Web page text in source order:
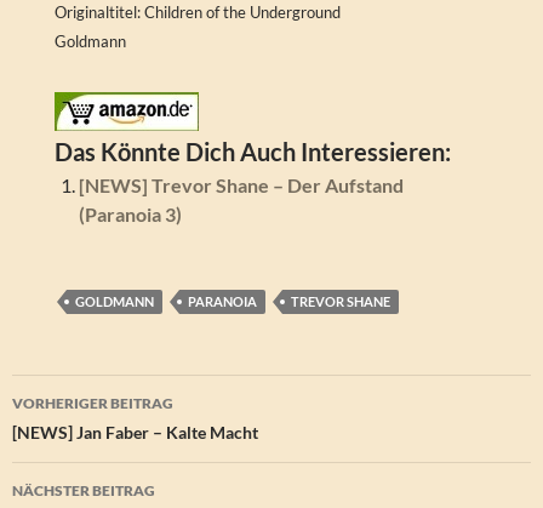
Originaltitel: Children of the Underground
Goldmann
Das Könnte Dich Auch Interessieren:
[NEWS] Trevor Shane – Der Aufstand
(Paranoia 3)
GOLDMANN PARANOIA TREVOR SHANE
Beitragsnavigation
VORHERIGER BEITRAG
[NEWS] Jan Faber – Kalte Macht
NÄCHSTER BEITRAG